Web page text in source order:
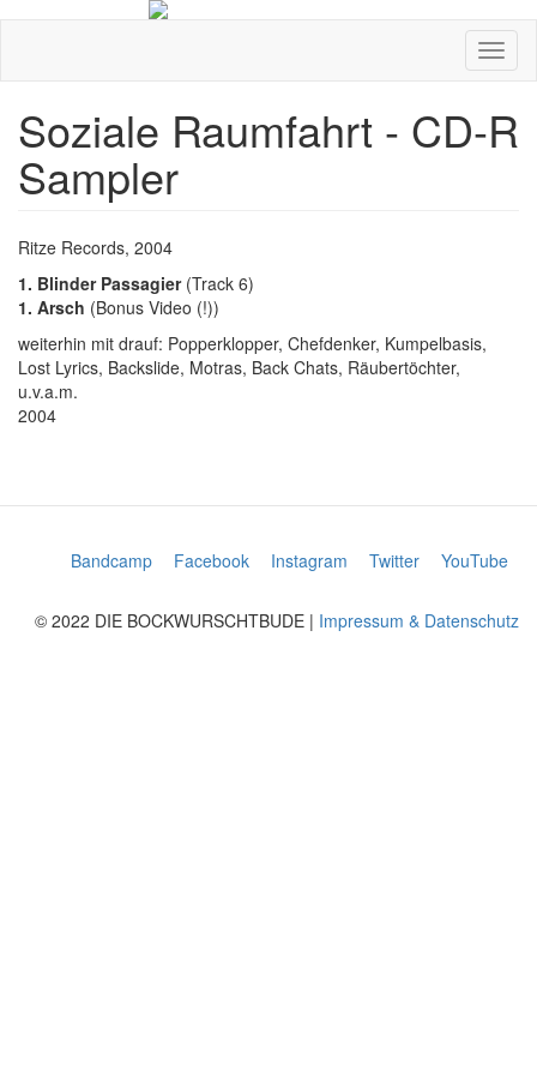
Soziale Raumfahrt - CD-R
Sampler
CD-
usw.
Ritze Records, 2004
1. Blinder Passagier(Track 6)
1. Arsch (Bonus Video (!))
weiterhin mit drauf: Popperklopper, Chefdenker, Kumpelbasis,
Lost Lyrics, Backslide, Motras, Back Chats, Räubertöchter,
u.v.a.m.
VÖ/Erscheinungsdatum
2004
Bandcamp Facebook Instagram Twitter YouTube
© 2022 DIE BOCKWURSCHTBUDE | Impressum & Datenschutz